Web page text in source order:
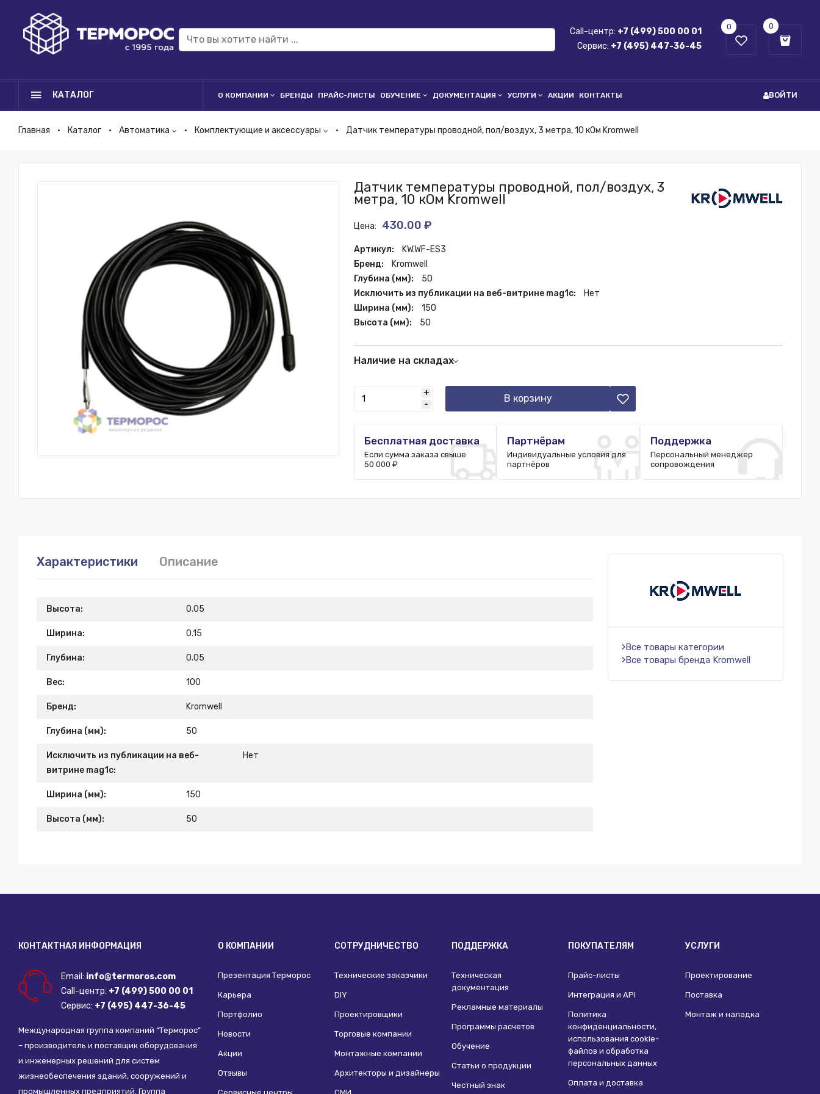
Call-центр: +7 (499) 500 00 01
Сервис: +7 (495) 447-36-45
0 0
КАТАЛОГ О КОМПАНИИ БРЕНДЫ ПРАЙС-ЛИСТЫ ОБУЧЕНИЕ ДОКУМЕНТАЦИЯ УСЛУГИ АКЦИИ КОНТАКТЫ ВОЙТИ
Главная Каталог Автоматика Комплектующие и аксессуары Датчик температуры проводной, пол/воздух, 3 метра, 10 кОм Kromwell
Датчик температуры проводной, пол/воздух, 3
метра, 10 кОм Kromwell
Цена: 430.00 ₽
Артикул:
KW.WF-ES3
Бренд:
Kromwell
Глубина (мм):
50
Исключить из публикации на веб-витрине mag1c:
Нет
Ширина (мм):
150
Высота (мм):
50
Наличие на складах
Новосибирск:
9 шт.
Санкт-Петербург:
Ростов-на-Дону:5 шт.
Нижний Новгород:3 шт.
+
-
В корзину
Бесплатная доставка
Если сумма заказа свыше
50 000 ₽
Партнёрам
Индивидуальные условия для
партнёров
Поддержка
Персональный менеджер
сопровождения
Характеристики Описание
Высота: 0.05
Ширина: 0.15
Глубина: 0.05
Вес: 100
Бренд: Kromwell
Глубина (мм): 50
Исключить из публикации на веб-
витрине mag1c:
Нет
Ширина (мм): 150
Высота (мм): 50
Все товары категории
Все товары бренда Kromwell
КОНТАКТНАЯ ИНФОРМАЦИЯ
Email: info@termoros.com
Call-центр: +7 (499) 500 00 01
Сервис: +7 (495) 447-36-45
Международная группа компаний “Терморос”
– производитель и поставщик оборудования
и инженерных решений для систем
жизнеобеспечения зданий, сооружений и
промышленных предприятий. Группа
О КОМПАНИИ
Презентация Терморос
Карьера
Портфолио
Новости
Акции
Отзывы
СОТРУДНИЧЕСТВО
Технические заказчики
DIY
Проектировщики
Торговые компании
Монтажные компании
Архитекторы и дизайнеры
ПОДДЕРЖКА
Техническая
документация
Рекламные материалы
Программы расчетов
Обучение
Статьи о продукции
Честный знак
ПОКУПАТЕЛЯМ
Прайс-листы
Интеграция и API
Политика
конфиденциальности,
использования сookie-
файлов и обработка
персональных данных
Оплата и доставка
УСЛУГИ
Проектирование
Поставка
Монтаж и наладка